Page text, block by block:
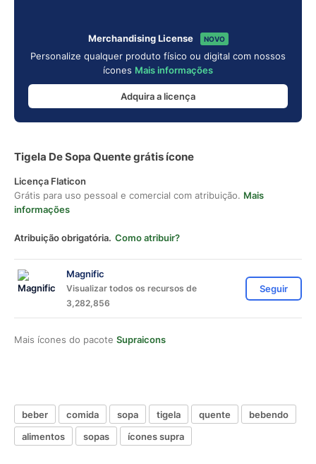
Merchandising License NOVO
Personalize qualquer produto físico ou digital com nossos
ícones Mais informações
Adquira a licença
Tigela De Sopa Quente grátis ícone
Licença Flaticon
Grátis para uso pessoal e comercial com atribuição. Mais
informações
Atribuição obrigatória. Como atribuir?
Magnific
Visualizar todos os recursos de
3,282,856
Seguir
Mais ícones do pacote Supraicons
beber comida sopa tigela quente
bebendo
alimentos
sopas ícones supra